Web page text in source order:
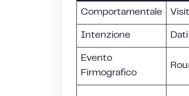
Comportamentale
Intenzione
Evento
Firmografico